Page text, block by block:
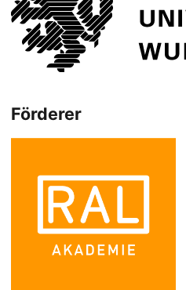
Förderer